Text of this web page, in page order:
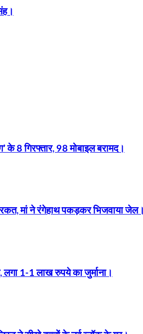
के 8 गिरफ्तार, 98 मोबाइल बरामद।
मां ने रंगेहाथ पकड़कर भिजवाया
1-1 लाख रुपये का जुर्माना।